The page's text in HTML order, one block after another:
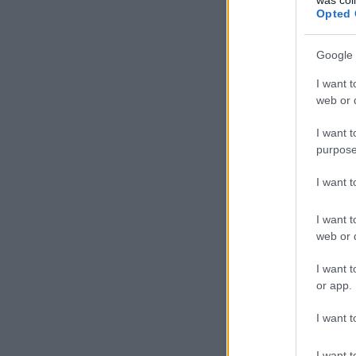
Opted
Google
I want
web or
I want
I want
I want
web or
I want
or app.
I want